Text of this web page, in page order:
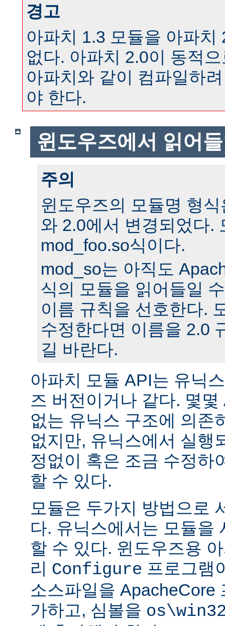
경고
아파치 1.3 모듈을 아파치
없다. 아파치 2.0이 동적
아파치와 같이 컴파일하
야 한다.
윈도우즈에서 읽어
주의
윈도우즈의 모듈명 형
와 2.0에서 변경되었다.
mod_foo.so식이다.
mod_so는 아직도
식의 모듈을 읽어들일
이름 규칙을 선호한다.
수정한다면 이름을 2.0
길 바란다.
아파치 모듈 API는 유닉
즈 버전이거나 같다. 몇
없는 유닉스 구조에 의존
없지만, 유닉스에서 실행
정없이 혹은 조금 수정하
할 수 있다.
모듈은 두가지 방법으로
다. 유닉스에서는 모듈을
할 수 있다. 윈도우즈용
리 Configure 프로그램
소스파일을 ApacheCore
가하고, 심볼을